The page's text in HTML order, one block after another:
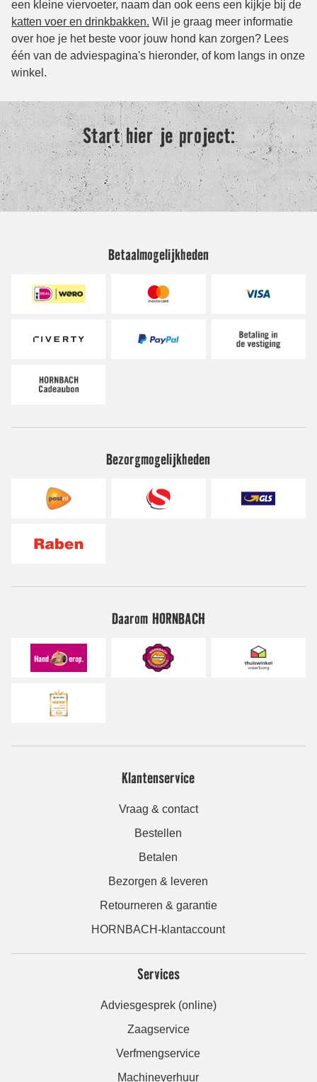
Betaalmogelijkheden
Bezorgmogelijkheden
Daarom HORNBACH
Klantenservice
Vraag & contact
Bestellen
Betalen
Bezorgen & leveren
Retourneren & garantie
HORNBACH-klantaccount
Services
Adviesgesprek (online)
Zaagservice
Verfmengservice
Machineverhuur